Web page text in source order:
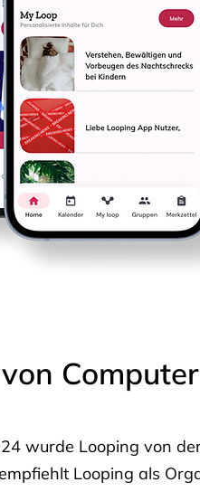
wurde Looping von
Looping als